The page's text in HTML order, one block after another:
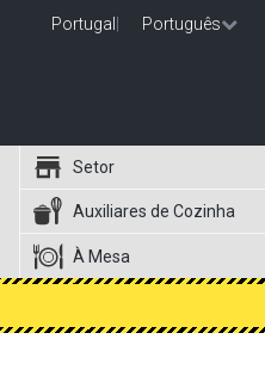
Portugal Português
Setor
Auxiliares de Cozinha
À Mesa